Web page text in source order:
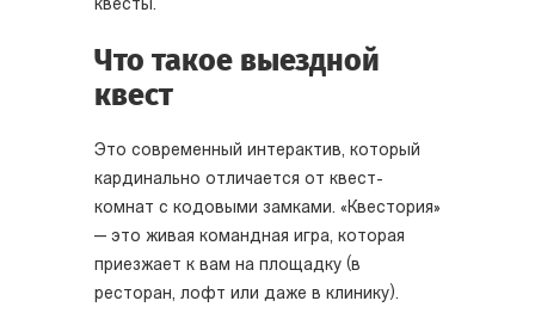
квесты.
Что такое выездной
квест
Это современный интерактив, который
кардинально отличается от квест-
комнат с кодовыми замками. «Квестория»
— это живая командная игра, которая
приезжает к вам на площадку (в
ресторан, лофт или даже в клинику).